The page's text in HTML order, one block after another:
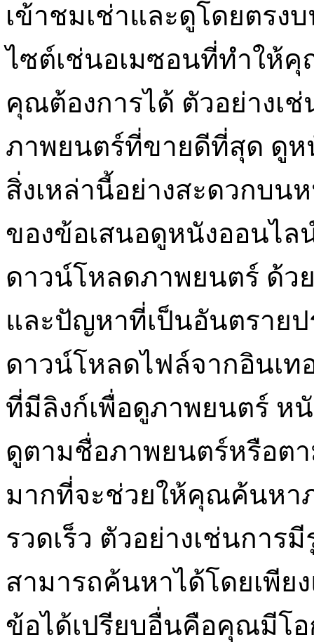
เข้าชมเช่าและดูโดยตรง
ไซต์เช่นอเมซอนที่ทำให้
คุณต้องการได้ ตัวอย่างเ
ภาพยนตร์ที่ขายดีที่สุด ดูห
สิ่งเหล่านี้อย่างสะดวกบน
ของข้อเสนอดูหนังออนไล
ดาวน์โหลดภาพยนตร์ ด้ว
และปัญหาที่เป็นอันตรายป
ดาวน์โหลดไฟล์จากอินเท
ที่มีลิงก์เพื่อดูภาพยนตร์ ห
ดูตามชื่อภาพยนตร์หรือตา
มากที่จะช่วยให้คุณค้นหา
รวดเร็ว ตัวอย่างเช่นกา
สามารถค้นหาได้โดยเพีย
ข้อได้เปรียบอื่นคือคุณมีโ